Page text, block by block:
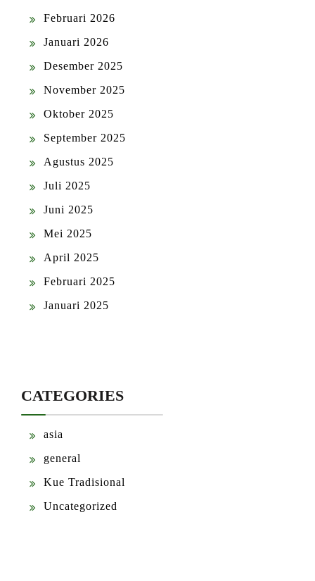
Februari 2026
Januari 2026
Desember 2025
November 2025
Oktober 2025
September 2025
Agustus 2025
Juli 2025
Juni 2025
Mei 2025
April 2025
Februari 2025
Januari 2025
CATEGORIES
asia
general
Kue Tradisional
Uncategorized